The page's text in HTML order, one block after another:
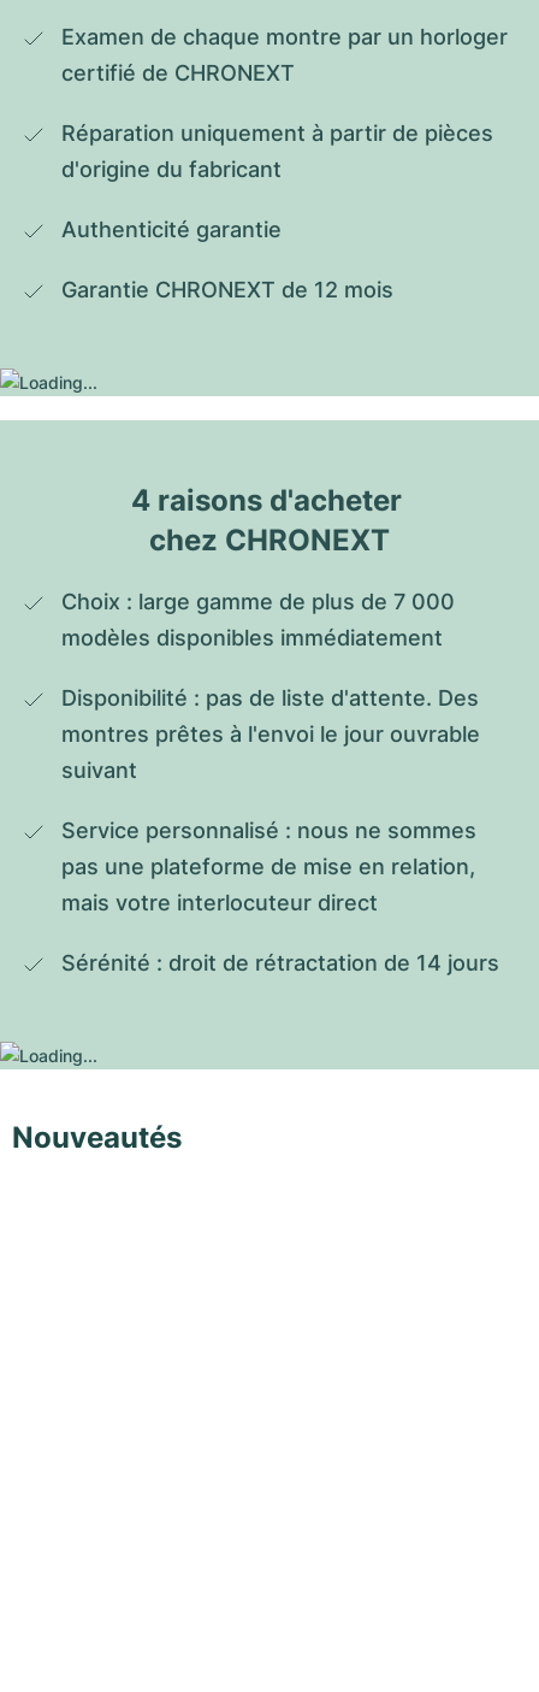
Examen de chaque montre par un horloger
certifié de CHRONEXT
Réparation uniquement à partir de pièces
d'origine du fabricant
Authenticité garantie
Garantie CHRONEXT de 12 mois
4 raisons d'acheter
chez CHRONEXT
Choix : large gamme de plus de 7 000
modèles disponibles immédiatement
Disponibilité : pas de liste d'attente. Des
montres prêtes à l'envoi le jour ouvrable
suivant
Service personnalisé : nous ne sommes
pas une plateforme de mise en relation,
mais votre interlocuteur direct
Sérénité : droit de rétractation de 14 jours
Nouveautés